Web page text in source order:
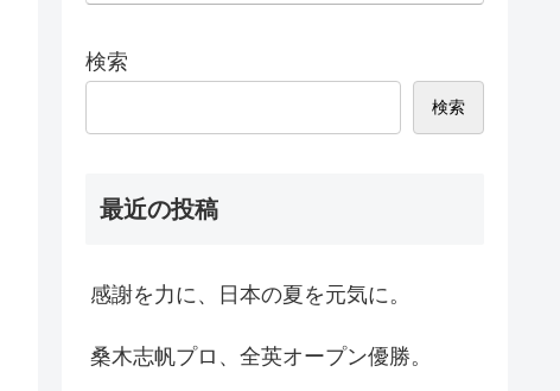
検索
検索
最近の投稿
感謝を力に、日本の夏を元気に。
桑木志帆プロ、全英オープン優勝。